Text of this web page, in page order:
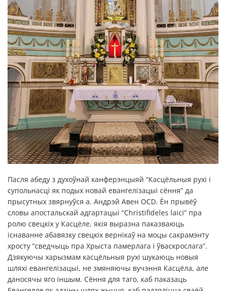
Пасля абеду з духоўнай канферэнцыяй “Касцёльныя рухі і
супольнасці як подых новай евангелізацыі сёння” да
прысутных звярнуўся а. Андрэй Авен OCD. Ён прывёў
словы апостальскай адгартацыі “Christifideles laici” пра
ролю свецкіх у Касцёле, якія выразна паказваюць
існаванне абавязку свецкіх вернікаў на моцы сакрамэнту
хросту “сведчыць пра Хрыста памерлага і ўваскрослага”.
Дзякуючы харызмам касцёльныя рухі шукаюць новыя
шляхі евангелізацыі, не змяняючы вучэння Касцёла, але
даносячы яго іншым. Сёння для таго, каб паказаць